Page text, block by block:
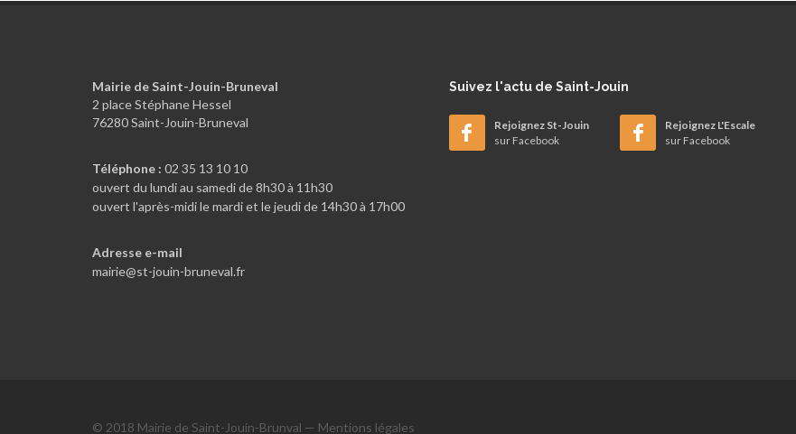
Mairie de Saint-Jouin-Bruneval
2 place Stéphane Hessel
76280 Saint-Jouin-Bruneval
Téléphone : 02 35 13 10 10
ouvert du lundi au samedi de 8h30 à 11h30
ouvert l'après-midi le mardi et le jeudi de 14h30 à 17h00
Adresse e-mail
mairie@st-jouin-bruneval.fr
Suivez l'actu de Saint-Jouin
Rejoignez St-Jouin
sur Facebook
Rejoignez L'Escale
sur Facebook
© 2018 Mairie de Saint-Jouin-Brunval — Mentions légales